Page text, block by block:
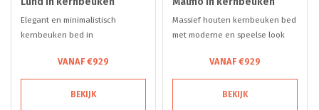
Elegant en minimalistisch
kernbeuken bed in
VANAF €929
BEKIJK
Massief houten kernbeuken bed
met moderne en speelse look
VANAF €929
BEKIJK